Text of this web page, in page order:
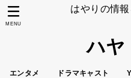
はやりの情報
ハヤ
エンタメ ドラマキャスト
MENU